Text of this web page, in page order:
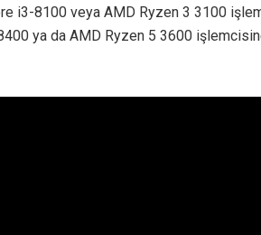
i3-8100 veya AMD Ryzen 3 3100
ya da AMD Ryzen 5 3600